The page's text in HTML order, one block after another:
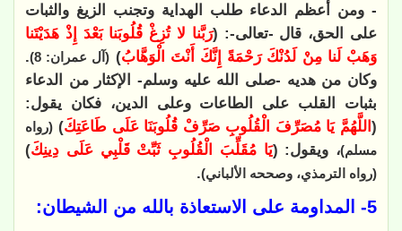
- ومن أعظم الدعاء طلب الهداية وتجنب الزيغ والثبات
على الحق، قال -تعالى-: (رَبَّنا لا تُزِغْ قُلُوبَنا بَعْدَ إِذْ هَدَيْتَنا
وَهَبْ لَنا مِنْ لَدُنْكَ رَحْمَةً إِنَّكَ أَنْتَ الْوَهَّابُ) (آل عمران: 8)
.
وكان من هديه -صلى الله عليه وسلم- الإكثار من الدعاء
بثبات القلب على الطاعات وعلى الدين، فكان يقول:
( اللَّهُمَّ يَا مُصَرِّفَ الْقُلُوبِ صَرِّفْ قُلُوبَنَا عَلَى طَاعَتِكَ) (رواه
مسلم)، ويقول: (يَا مُقَلِّبَ الْقُلُوبِ ثَبِّتْ قَلْبِي عَلَى دِينِكَ)
(رواه الترمذي، وصححه الألباني).
5- المداومة على الاستعاذة بالله من الشيطان: